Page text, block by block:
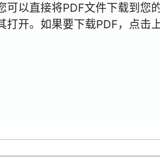
可以直接将PDF文件下载到您
打开。如果要下载PDF，点击